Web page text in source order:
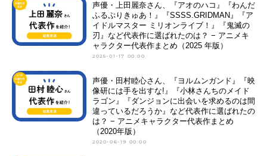
声優・上田麗奈さん、『アオのハコ』『わんだ
ふるぷりきゅあ！』『SSSS.GRIDMAN』『ア
イドルマスター ミリオンライブ！』『鬼滅の
刃』など代表作に選ばれたのは？ − アニメキ
ャラクター代表作まとめ（2025 年版）
2025-01-17 00:00
声優・田村睦心さん、『ヨルムンガンド』『映
像研には手を出すな!』『小林さんちのメイド
ラゴン』『ダンジョンに出会いを求めるのは間
違っているだろうか』など代表作に選ばれたの
は？ − アニメキャラクター代表作まとめ
（2020年版）
2020-06-19 00:00